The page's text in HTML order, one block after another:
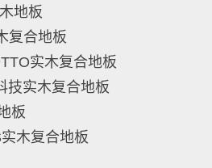
地板
复合地板
实木复合地板
技实木复合地板
板
木复合地板